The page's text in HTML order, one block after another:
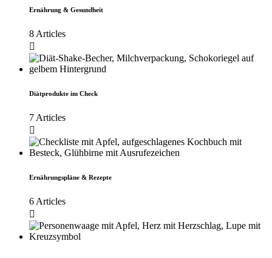
Ernährung & Gesundheit
8 Articles
Diätprodukte im Check
7 Articles
Ernährungspläne & Rezepte
6 Articles